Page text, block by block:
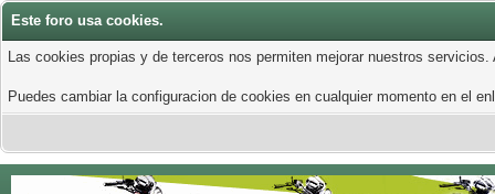
Este foro usa cookies.
Las cookies propias y de terceros nos permiten mejorar nuestros
Puedes cambiar la configuracion de cookies en cualquier momento en el